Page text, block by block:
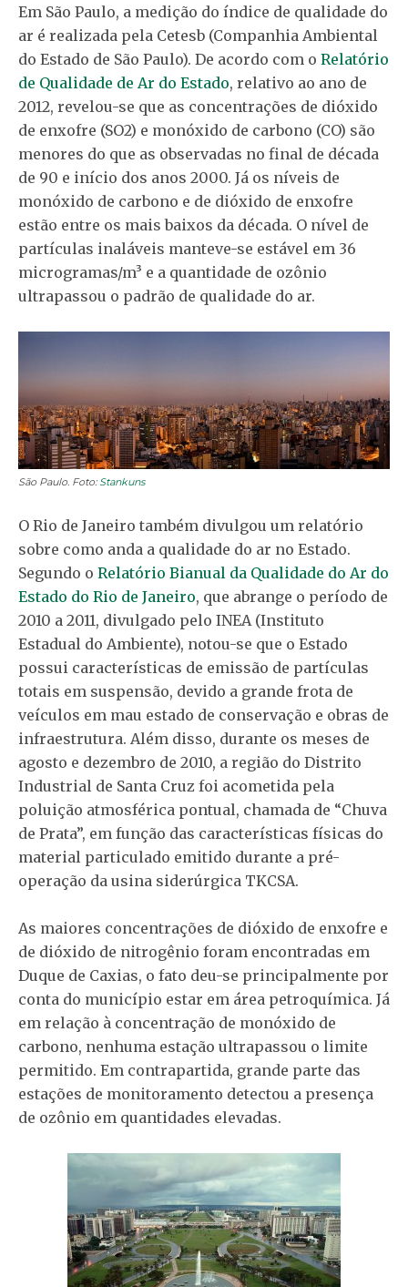
Em São Paulo, a medição do índice de qualidade do
ar é realizada pela Cetesb (Companhia Ambiental
do Estado de São Paulo). De acordo com o Relatório
de Qualidade de Ar do Estado, relativo ao ano de
2012, revelou-se que as concentrações de dióxido
de enxofre (SO2) e monóxido de carbono (CO) são
menores do que as observadas no final de década
de 90 e início dos anos 2000. Já os níveis de
monóxido de carbono e de dióxido de enxofre
estão entre os mais baixos da década. O nível de
partículas inaláveis manteve-se estável em 36
microgramas/m³ e a quantidade de ozônio
ultrapassou o padrão de qualidade do ar.
São Paulo. Foto: Stankuns
O Rio de Janeiro também divulgou um relatório
sobre como anda a qualidade do ar no Estado.
Segundo o Relatório Bianual da Qualidade do Ar do
Estado do Rio de Janeiro, que abrange o período de
2010 a 2011, divulgado pelo INEA (Instituto
Estadual do Ambiente), notou-se que o Estado
possui características de emissão de partículas
totais em suspensão, devido a grande frota de
veículos em mau estado de conservação e obras de
infraestrutura. Além disso, durante os meses de
agosto e dezembro de 2010, a região do Distrito
Industrial de Santa Cruz foi acometida pela
poluição atmosférica pontual, chamada de “Chuva
de Prata”, em função das características físicas do
material particulado emitido durante a pré-
operação da usina siderúrgica TKCSA.
As maiores concentrações de dióxido de enxofre e
de dióxido de nitrogênio foram encontradas em
Duque de Caxias, o fato deu-se principalmente por
conta do município estar em área petroquímica. Já
em relação à concentração de monóxido de
carbono, nenhuma estação ultrapassou o limite
permitido. Em contrapartida, grande parte das
estações de monitoramento detectou a presença
de ozônio em quantidades elevadas.